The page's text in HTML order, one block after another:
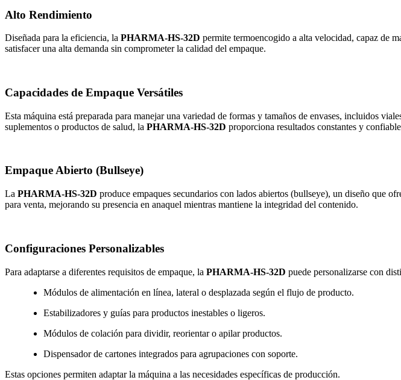
Alto Rendimiento
Diseñada para la eficiencia, la PHARMA-HS-32D permite termoencogido a alta velocidad, capaz de
satisfacer una alta demanda sin comprometer la calidad del empaque.
Capacidades de Empaque Versátiles
Esta máquina está preparada para manejar una variedad de formas y tamaños de envases, incluidos
suplementos o productos de salud, la PHARMA-HS-32D proporciona resultados constantes y
Empaque Abierto (Bullseye)
La PHARMA-HS-32D produce empaques secundarios con lados abiertos (bullseye), un diseño que
para venta, mejorando su presencia en anaquel mientras mantiene la integridad del contenido.
Configuraciones Personalizables
Para adaptarse a diferentes requisitos de empaque, la PHARMA-HS-32D puede personalizarse con
Módulos de alimentación en línea, lateral o desplazada según el flujo de producto.
Estabilizadores y guías para productos inestables o ligeros.
Módulos de colación para dividir, reorientar o apilar productos.
Dispensador de cartones integrados para agrupaciones con soporte.
Estas opciones permiten adaptar la máquina a las necesidades específicas de producción.